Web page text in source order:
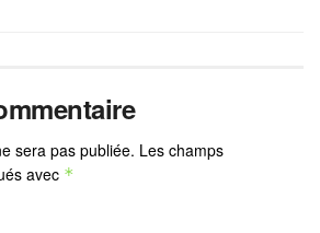
sera pas publiée. Les champs
avec *